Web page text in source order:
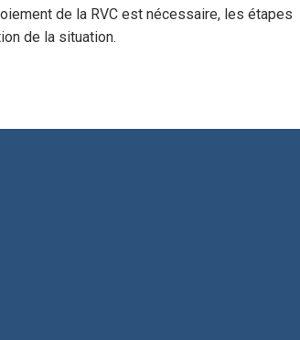
de la RVC est nécessaire, les étapes
de la situation.